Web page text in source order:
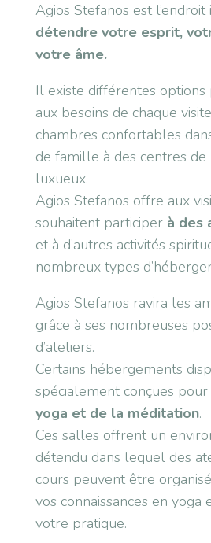
Agios Stefanos est
détendre votre esprit,
votre âme.
Il existe différentes
aux besoins de chaque
chambres confortables
de famille à des centres
luxueux.
Agios Stefanos offre aux
souhaitent participer à des
et à d’autres activités
nombreux types
Agios Stefanos ravira les
grâce à ses nombreuses
d’ateliers.
Certains hébergements
spécialement conçues
yoga et de la méditation.
Ces salles offrent un
détendu dans lequel des
cours peuvent être
vos connaissances en yoga
votre pratique.